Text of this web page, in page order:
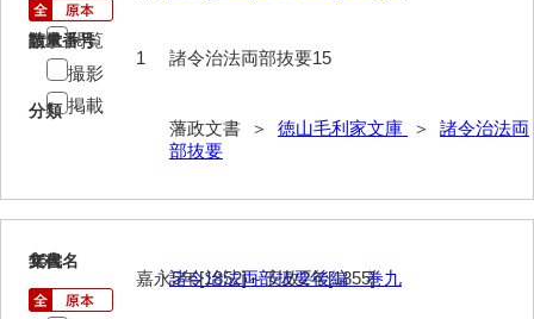
若殿様日記
書取
法制方
請求番号
諸令治法両部抜要15
分類
藩政文書 ＞ 徳山毛利家文庫 ＞ 諸令治法両
部抜要
数量
1
閲覧
撮影
掲載
16
文書名
諸令治法両部抜要後編 巻九
年代
嘉永5年[1852]～安政2年[1855]